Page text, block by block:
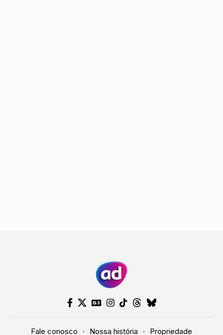
Fale conosco Nossa história Propriedade